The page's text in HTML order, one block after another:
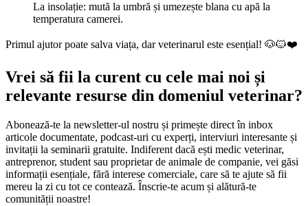
La insolație: mută la umbră și umezește blana cu apă la
temperatura camerei.
Primul ajutor poate salva viața, dar veterinarul este esențial! 🐶🐱❤️
Vrei să fii la curent cu cele mai noi și
relevante resurse din domeniul veterinar?
Abonează-te la newsletter-ul nostru și primește direct în inbox
articole documentate, podcast-uri cu experți, interviuri interesante și
invitații la seminarii gratuite. Indiferent dacă ești medic veterinar,
antreprenor, student sau proprietar de animale de companie, vei găsi
informații esențiale, fără interese comerciale, care să te ajute să fii
mereu la zi cu tot ce contează. Înscrie-te acum și alătură-te
comunității noastre!